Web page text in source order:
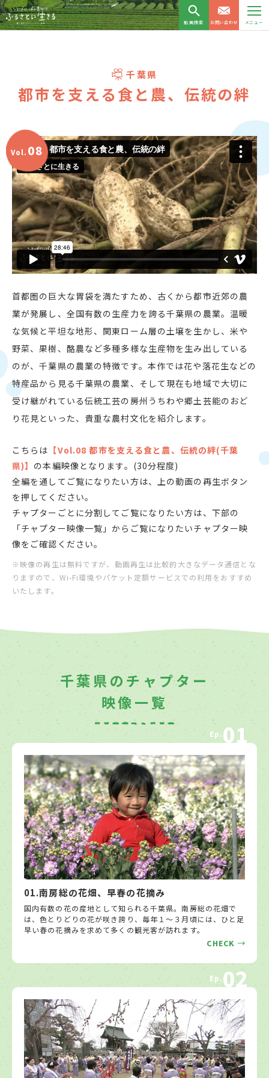
動画検索 お問い合わせ メニュー
千葉県
都市を支える食と農、伝統の絆
Vol. 08
首都圏の巨大な胃袋を満たすため、古くから都市近郊の農
業が発展し、全国有数の生産力を誇る千葉県の農業。温暖
な気候と平坦な地形、関東ローム層の土壌を生かし、米や
野菜、果樹、酪農など多種多様な生産物を生み出している
のが、千葉県の農業の特徴です。本作では花や落花生などの
特産品から見る千葉県の農業、そして現在も地域で大切に
受け継がれている伝統工芸の房州うちわや郷土芸能のおど
り花見といった、貴重な農村文化を紹介します。
こちらは 【Vol.08 都市を支える食と農、伝統の絆(千葉
県)】 の本編映像となります。(30分程度)
全編を通してご覧になりたい方は、上の動画の再生ボタン
を押してください。
チャプターごとに分割してご覧になりたい方は、下部の
「チャプター映像一覧」からご覧になりたいチャプター映
像をご確認ください。
※映像の再生は無料ですが、動画再生は比較的大きなデータ通信とな
りますので、Wi-Fi環境やパケット定額サービスでの利用をおすすめ
いたします。
千葉県のチャプター
映像一覧
Ep.01
01.南房総の花畑、早春の花摘み
国内有数の花の産地として知られる千葉県。南房総の花畑で
は、色とりどりの花が咲き誇り、毎年１～３月頃には、ひと足
早い春の花摘みを求めて多くの観光客が訪れます。
CHECK
Ep.02